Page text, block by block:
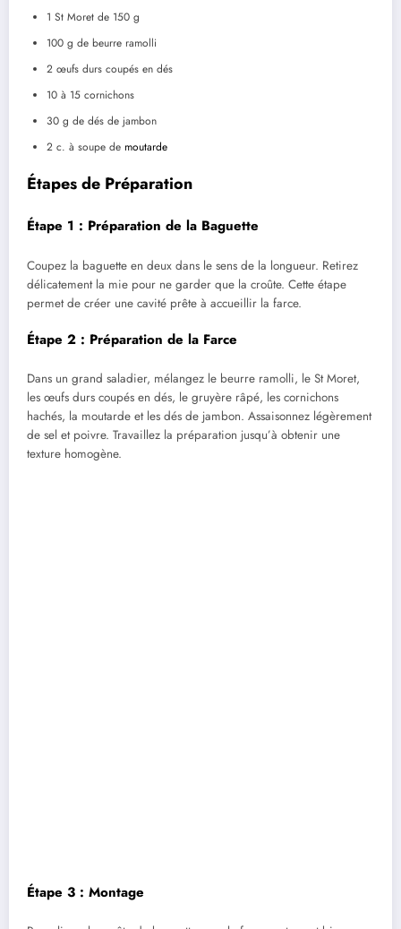
1 St Moret de 150 g
100 g de beurre ramolli
2 œufs durs coupés en dés
10 à 15 cornichons
30 g de dés de jambon
2 c. à soupe de moutarde
Étapes de Préparation
Étape 1 : Préparation de la Baguette
Coupez la baguette en deux dans le sens de la longueur. Retirez
délicatement la mie pour ne garder que la croûte. Cette étape
permet de créer une cavité prête à accueillir la farce.
Étape 2 : Préparation de la Farce
Dans un grand saladier, mélangez le beurre ramolli, le St Moret,
les œufs durs coupés en dés, le gruyère râpé, les cornichons
hachés, la moutarde et les dés de jambon. Assaisonnez légèrement
de sel et poivre. Travaillez la préparation jusqu’à obtenir une
texture homogène.
Étape 3 : Montage